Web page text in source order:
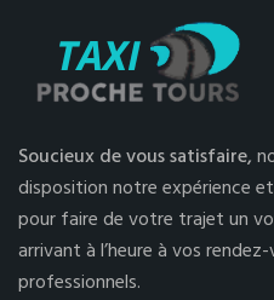
Soucieux de vous satisfaire,
disposition notre expérience
pour faire de votre trajet un
arrivant à l’heure à vos
professionnels.